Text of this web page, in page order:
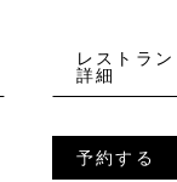
レストラン
詳細
予約する